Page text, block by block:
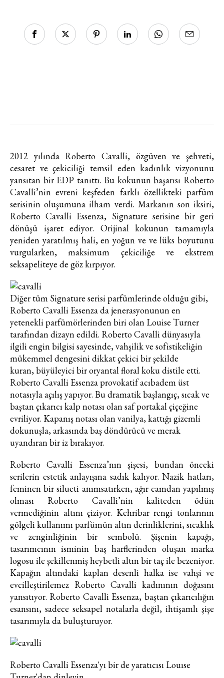
2012 yılında Roberto Cavalli, özgüven ve şehveti,
cesaret ve çekiciliği temsil eden kadınlık vizyonunu
yansıtan bir EDP tanıttı. Bu kokunun başarısı Roberto
Cavalli’nin evreni keşfeden farklı özellikteki parfüm
serisinin oluşumuna ilham verdi. Markanın son iksiri,
Roberto Cavalli Essenza, Signature serisine bir geri
dönüşü işaret ediyor. Orijinal kokunun tamamıyla
yeniden yaratılmış hali, en yoğun ve ve lüks boyutunu
vurgularken, maksimum çekiciliğe ve ekstrem
seksapeliteye de göz kırpıyor.
Diğer tüm Signature serisi parfümlerinde olduğu gibi,
Roberto Cavalli Essenza da jenerasyonunun en
yetenekli parfümörlerinden biri olan Louise Turner
tarafından dizayn edildi. Roberto Cavalli dünyasıyla
ilgili engin bilgisi sayesinde, vahşilik ve sofistikeliğin
mükemmel dengesini dikkat çekici bir şekilde
kuran, büyüleyici bir oryantal floral koku distile etti.
Roberto Cavalli Essenza provokatif acıbadem üst
notasıyla açılış yapıyor. Bu dramatik başlangıç, sıcak ve
baştan çıkarıcı kalp notası olan saf portakal çiçeğine
evriliyor. Kapanış notası olan vanilya, kattığı gizemli
dokunuşla, arkasında baş döndürücü ve merak
uyandıran bir iz bırakıyor.
Roberto Cavalli Essenza’nın şişesi, bundan önceki
serilerin estetik anlayışına sadık kalıyor. Nazik hatları,
feminen bir silueti anımsatırken, ağır camdan yapılmış
olması Roberto Cavalli’nin kaliteden ödün
vermediğinin altını çiziyor. Kehribar rengi tonlarının
gölgeli kullanımı parfümün altın derinliklerini, sıcaklık
ve zenginliğinin bir sembolü. Şişenin kapağı,
tasarımcının isminin baş harflerinden oluşan marka
logosu ile şekillenmiş heybetli altın bir taç ile bezeniyor.
Kapağın altındaki kaplan desenli halka ise vahşi ve
evcilleştirilemez Roberto Cavalli kadınının doğasını
yansıtıyor. Roberto Cavalli Essenza, baştan çıkarıcılığın
esansını, sadece seksapel notalarla değil, ihtişamlı şişe
tasarımıyla da buluşturuyor.
Roberto Cavalli Essenza'yı bir de yaratıcısı Louıse